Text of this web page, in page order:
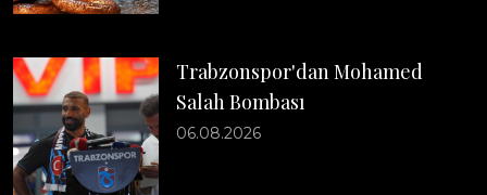
Trabzonspor'dan Mohamed
Salah Bombası
06.08.2026